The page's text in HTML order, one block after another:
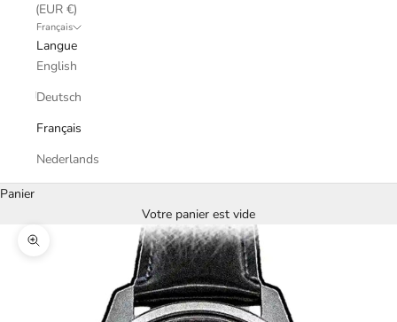
(EUR €)
Français
Langue
English
Deutsch
Français
Nederlands
Panier
Votre panier est vide
Zoomer sur l'image